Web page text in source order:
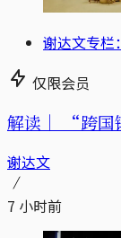
谢达文专栏
仅限会员
解读｜ “跨国
谢达文
7 小时前